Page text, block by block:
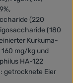
(220
(180
Kurkuma-
mg/kg und
HA-122
getrocknete Eier